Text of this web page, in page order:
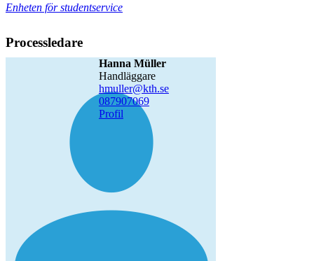
Enheten för studentservice
Processledare
Hanna Müller
handläggare
hmuller@kth.se
087907069
Profil